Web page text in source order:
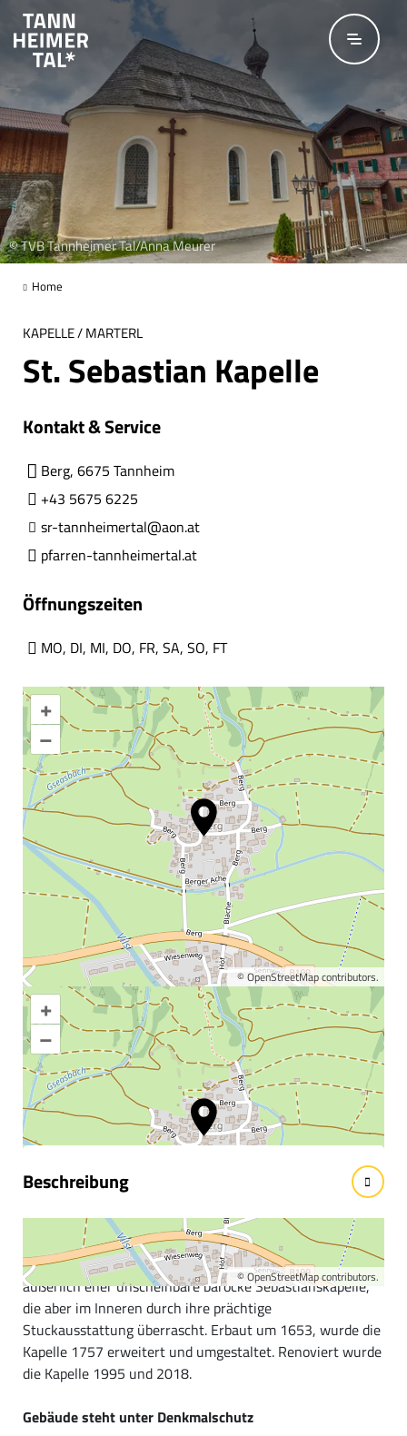
Zum Hauptinhalt springen
© TVB Tannheimer Tal/Anna Meurer
Home
KAPELLE / MARTERL
St. Sebastian Kapelle
Kontakt & Service
Berg, 6675 Tannheim
+43 5675 6225
sr-tannheimertal@aon.at
pfarren-tannheimertal.at
Öffnungszeiten
MO, DI, MI, DO, FR, SA, SO, FT
+
–
© OpenStreetMapcontributors.
+
–
© OpenStreetMapcontributors.
Karte vergrößern
Informationen &
Wissenswertes
Beschreibung
St. Sebastian Kapelle in Berg
Im Ortsteil Berg, nördlich von Tannheim, steht die
äußerlich eher unscheinbare barocke Sebastianskapelle,
die aber im Inneren durch ihre prächtige
Stuckausstattung überrascht. Erbaut um 1653, wurde die
Kapelle 1757 erweitert und umgestaltet. Renoviert wurde
die Kapelle 1995 und 2018.
Gebäude steht unter Denkmalschutz